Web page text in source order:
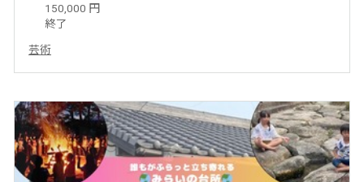
150,000 円
終了
芸術